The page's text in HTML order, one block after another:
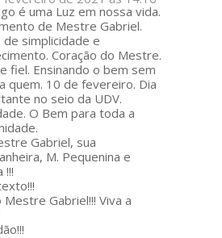
é uma Luz em nossa vida.
de Mestre Gabriel.
de simplicidade e
Coração do Mestre.
fiel. Ensinando o bem sem
quem. 10 de fevereiro. Dia
no seio da UDV.
O Bem para toda a
Gabriel, sua
M. Pequenina e
!!!
Mestre Gabriel!!! Viva a